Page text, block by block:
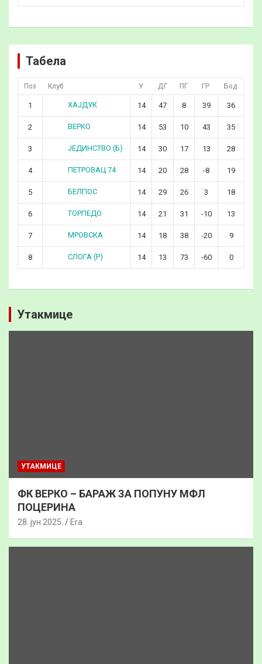
Табела
Поз Клуб У ДГ ПГ ГР Бод
1 ХАЈДУК 14 47 8 39 36
2 ВЕРКО 14 53 10 43 35
3 ЈЕДИНСТВО (Б) 14 30 17 13 28
4 ПЕТРОВАЦ 74 14 20 28 -8 19
5 БЕЛПОС 14 29 26 3 18
6 ТОРПЕДО 14 21 31 -10 13
7 МРОВСКА 14 18 38 -20 9
8 СЛОГА (Р) 14 13 73 -60 0
Утакмице
УТАКМИЦЕ
ФК ВЕРКО – БАРАЖ ЗА ПОПУНУ МФЛ
ПОЦЕРИНА
28. јун 2025. Era